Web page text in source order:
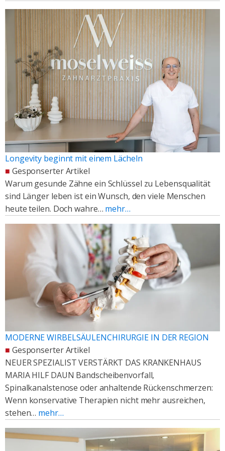
Longevity beginnt mit einem Lächeln
■ Gesponserter Artikel
Warum gesunde Zähne ein Schlüssel zu Lebensqualität
sind Länger leben ist ein Wunsch, den viele Menschen
heute teilen. Doch wahre… mehr…
MODERNE WIRBELSÄULENCHIRURGIE IN DER REGION
■ Gesponserter Artikel
NEUER SPEZIALIST VERSTÄRKT DAS KRANKENHAUS
MARIA HILF DAUN Bandscheibenvorfall,
Spinalkanalstenose oder anhaltende Rückenschmerzen:
Wenn konservative Therapien nicht mehr ausreichen,
stehen… mehr…